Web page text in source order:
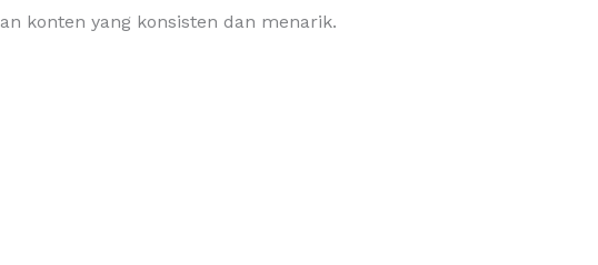
konten yang konsisten dan menarik.